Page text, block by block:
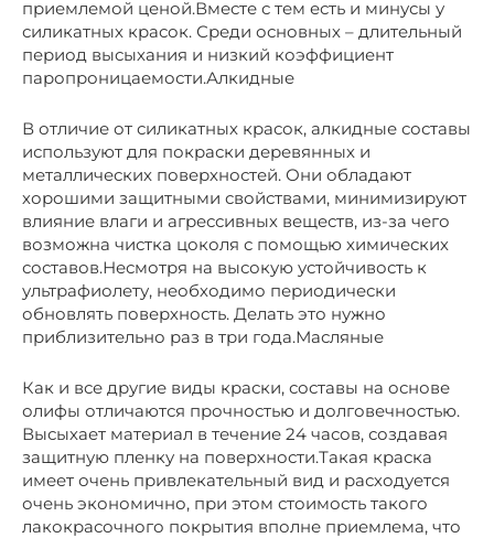
приемлемой ценой.Вместе с тем есть и минусы у
силикатных красок. Среди основных – длительный
период высыхания и низкий коэффициент
паропроницаемости.Алкидные
В отличие от силикатных красок, алкидные составы
используют для покраски деревянных и
металлических поверхностей. Они обладают
хорошими защитными свойствами, минимизируют
влияние влаги и агрессивных веществ, из-за чего
возможна чистка цоколя с помощью химических
составов.Несмотря на высокую устойчивость к
ультрафиолету, необходимо периодически
обновлять поверхность. Делать это нужно
приблизительно раз в три года.Масляные
Как и все другие виды краски, составы на основе
олифы отличаются прочностью и долговечностью.
Высыхает материал в течение 24 часов, создавая
защитную пленку на поверхности.Такая краска
имеет очень привлекательный вид и расходуется
очень экономично, при этом стоимость такого
лакокрасочного покрытия вполне приемлема, что